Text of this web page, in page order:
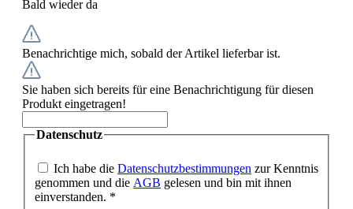
Bald wieder da
Benachrichtige mich, sobald der Artikel lieferbar ist.
Sie haben sich bereits für eine Benachrichtigung für diesen
Produkt eingetragen!
Datenschutz
Ich habe die Datenschutzbestimmungen zur Kenntnis
genommen und die AGB gelesen und bin mit ihnen
einverstanden. *